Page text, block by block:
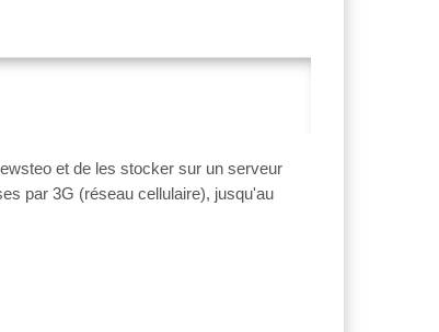
et de les stocker sur un serveur
par 3G (réseau cellulaire), jusqu'au